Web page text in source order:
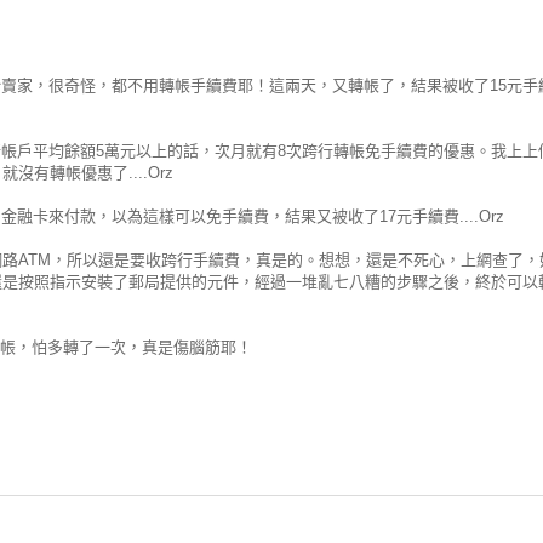
家，很奇怪，都不用轉帳手續費耶！這兩天，又轉帳了，結果被收了15元手
戶平均餘額5萬元以上的話，次月就有8次跨行轉帳免手續費的優惠。我上上
沒有轉帳優惠了....Orz
融卡來付款，以為這樣可以免手續費，結果又被收了17元手續費....Orz
ATM，所以還是要收跨行手續費，真是的。想想，還是不死心，上網查了
按照指示安裝了郵局提供的元件，經過一堆亂七八糟的步驟之後，終於可以
，怕多轉了一次，真是傷腦筋耶！